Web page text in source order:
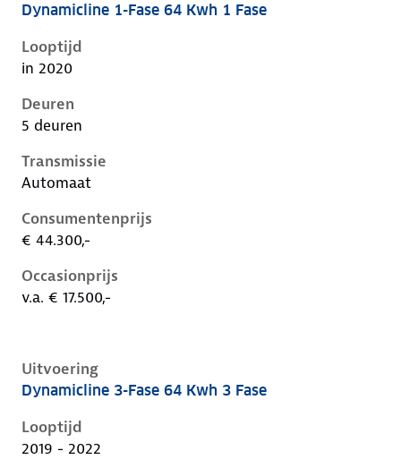
Kia Niro i-de-1e-facelift, 64 kwh 1 fase, 150 kW,
Dynamicline 1-Fase 64 Kwh 1 Fase
Looptijd
in 2020
Deuren
5 deuren
Transmissie
Automaat
Consumentenprijs
€ 44.300,-
Occasionprijs
v.a. € 17.500,-
Uitvoering
Kia Niro i-de-1e-facelift, 64 kwh 3 fase, 150 kW,
Dynamicline 3-Fase 64 Kwh 3 Fase
Looptijd
2019 - 2022